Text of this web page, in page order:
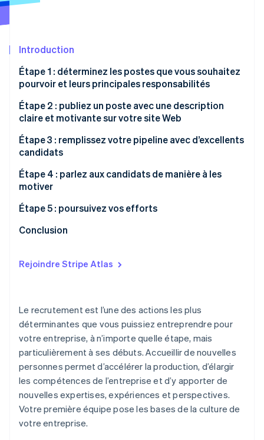
Découvrez les prochaines évolutions
Atlas
Climate
Identity
Vérification de l'identité
Stripe Sessions 2026
Découvrez comment Stripe construit l’infrastructure
Regarder la vidéo
Partenaires
Stripe App Marketplace
Introduction
Étape 1 : déterminez les postes que vous souhaitez
pourvoir et leurs principales responsabilités
Étape 2 : publiez un poste avec une description
claire et motivante sur votre site Web
Étape 3 : remplissez votre pipeline avec d’excellents
candidats
Organisez des sessions de recherche
Assistez à des événements
Étape 4 : parlez aux candidats de manière à les
motiver
Prospection chaude
Prospection froide
Étape 5 : poursuivez vos efforts
Conclusion
Rejoindre Stripe Atlas
Le recrutement est l’une des actions les plus
déterminantes que vous puissiez entreprendre pour
votre entreprise, à n’importe quelle étape, mais
particulièrement à ses débuts. Accueillir de nouvelles
personnes permet d’accélérer la production, d’élargir
les compétences de l’entreprise et d’y apporter de
nouvelles expertises, expériences et perspectives.
Votre première équipe pose les bases de la culture de
votre entreprise.